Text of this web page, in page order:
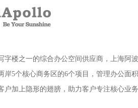
之一的综合办公空间供应商，上海阿波
个核心商务区的6个项目，管理办公面积超
加上隐形的翅膀，助力客户专注核心业务